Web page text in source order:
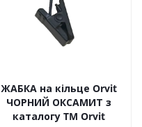
ЖАБКА на кільце Orvit
ЧОРНИЙ ОКСАМИТ з
каталогу TM Orvit